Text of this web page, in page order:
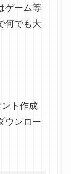
ゲーム等
何でも大
ト作成
ウンロー